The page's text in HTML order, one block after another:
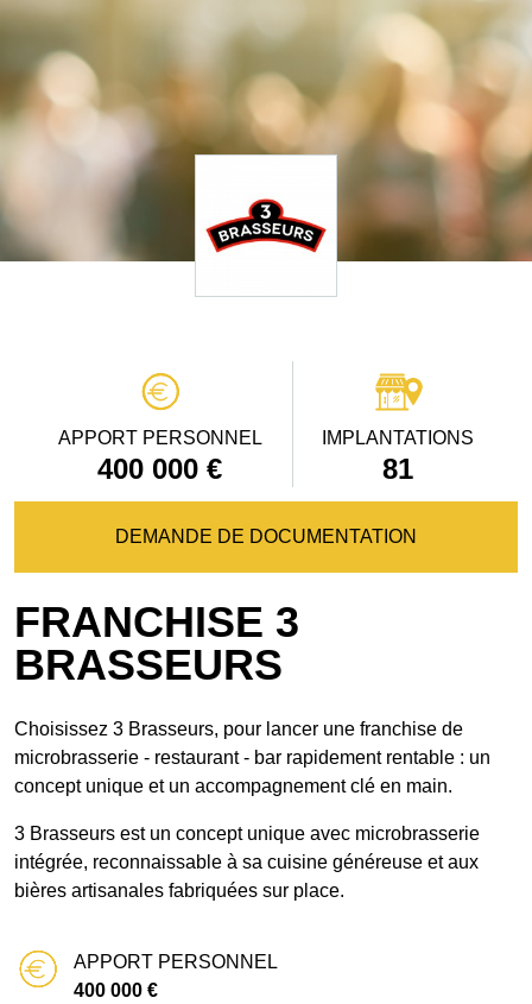
APPORT PERSONNEL
400 000 €
IMPLANTATIONS
81
DEMANDE DE DOCUMENTATION
FRANCHISE 3
BRASSEURS
Choisissez 3 Brasseurs, pour lancer une franchise de
microbrasserie - restaurant - bar rapidement rentable : un
concept unique et un accompagnement clé en main.
3 Brasseurs est un concept unique avec microbrasserie
intégrée, reconnaissable à sa cuisine généreuse et aux
bières artisanales fabriquées sur place.
APPORT PERSONNEL
400 000 €